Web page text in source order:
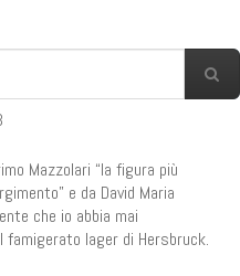
Mazzolari “la figura più
e da David Maria
che io abbia mai
lager di Hersbruck.